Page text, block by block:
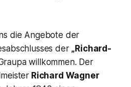
die Angebote der
der „Richard-
willkommen. Der
Richard Wagner